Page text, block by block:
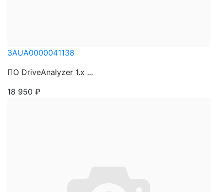
3AUA0000041138
ПО DriveAnalyzer 1.x ...
18 950 ₽